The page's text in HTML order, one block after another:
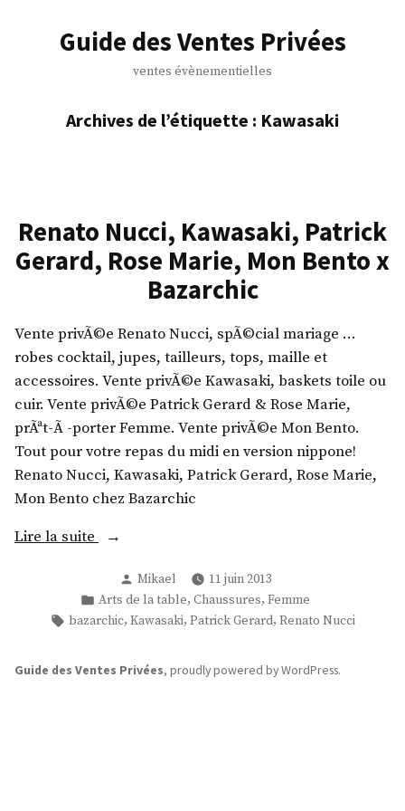
Guide des Ventes Privées
ventes évènementielles
Archives de l’étiquette : Kawasaki
Renato Nucci, Kawasaki, Patrick
Gerard, Rose Marie, Mon Bento x
Bazarchic
Vente privÃ©e Renato Nucci, spÃ©cial mariage …
robes cocktail, jupes, tailleurs, tops, maille et
accessoires. Vente privÃ©e Kawasaki, baskets toile ou
cuir. Vente privÃ©e Patrick Gerard & Rose Marie,
prÃªt-Ã -porter Femme. Vente privÃ©e Mon Bento.
Tout pour votre repas du midi en version nippone!
Renato Nucci, Kawasaki, Patrick Gerard, Rose Marie,
Mon Bento chez Bazarchic
Lire la suite
e
n
t
Publié
par
Mikael
11 juin 2013
Publié
dans
Arts de la table, Chaussures, Femme
Étiquettes :
bazarchic, Kawasaki, Patrick Gerard, Renato Nucci
Guide des Ventes Privées, proudly powered by WordPress.